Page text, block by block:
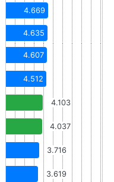
4.669
4.635
4.607
4.512
4.103
4.037
3.716
3.619